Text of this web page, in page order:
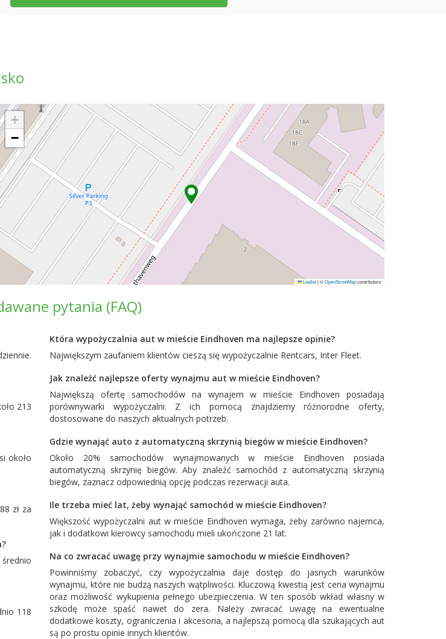
+
−
Leaflet|©OpenStreetMapcontributors
pytania (FAQ)
213
około
zł za
118
Która wypożyczalnia aut w mieście Eindhoven ma najlepsze opinie?
Największym zaufaniem klientów cieszą się wypożyczalnie Rentcars, Inter Fleet.
Jak znaleźć najlepsze oferty wynajmu aut w mieście Eindhoven?
Największą ofertę samochodów na wynajem w mieście Eindhoven posiadają
porównywarki wypożyczalni. Z ich pomocą znajdziemy różnorodne oferty,
dostosowane do naszych aktualnych potrzeb.
Gdzie wynająć auto z automatyczną skrzynią biegów w mieście Eindhoven?
Około 20% samochodów wynajmowanych w mieście Eindhoven posiada
automatyczną skrzynię biegów. Aby znaleźć samochód z automatyczną skrzynią
biegów, zaznacz odpowiednią opcję podczas rezerwacji auta.
Ile trzeba mieć lat, żeby wynająć samochód w mieście Eindhoven?
Większość wypożyczalni aut w mieście Eindhoven wymaga, żeby zarówno najemca,
jak i dodatkowi kierowcy samochodu mieli ukończone 21 lat.
Na co zwracać uwagę przy wynajmie samochodu w mieście Eindhoven?
Powinniśmy zobaczyć, czy wypożyczalnia daje dostęp do jasnych warunków
wynajmu, które nie budzą naszych wątpliwości. Kluczową kwestią jest cena wynajmu
oraz możliwość wykupienia pełnego ubezpieczenia. W ten sposób wkład własny w
szkodę może spaść nawet do zera. Należy zwracać uwagę na ewentualne
dodatkowe koszty, ograniczenia i akcesoria, a najlepszą pomocą dla szukających aut
są po prostu opinie innych klientów.